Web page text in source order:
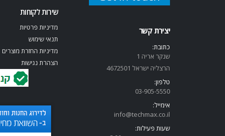
יצירת קשר
כתובת:
שנקר אריה 1
הרצליה ישראל 4672501
טלפון:
03-905-5550
אימייל:
info@techmax.co.il
שעות פעילות:
שירות לקוחות
מדיניות פרטיות
תנאי שימוש
מדיניות החזרת מוצרים
הצהרת נגישות